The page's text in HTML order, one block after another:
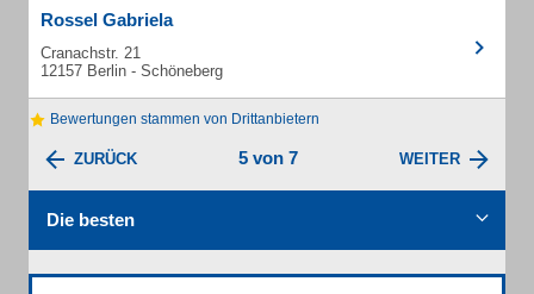
Rossel Gabriela
Cranachstr. 21
12157 Berlin - Schöneberg
Bewertungen stammen von Drittanbietern
ZURÜCK 5 von 7 WEITER
Die besten